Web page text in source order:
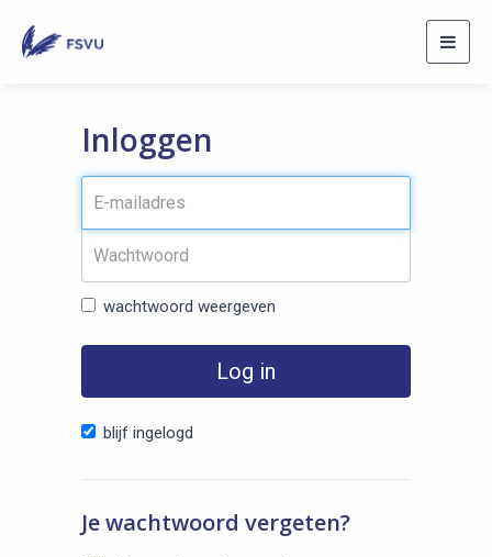
Inloggen
wachtwoord weergeven
Log in
blijf ingelogd
Je wachtwoord vergeten?